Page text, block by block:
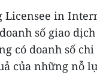
in
số giao
có doanh số
của những nỗ